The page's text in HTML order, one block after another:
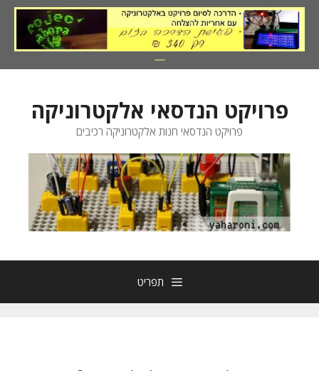
לדלג
לתוכן
פרויקט הנדסאי אלקטרוניקה
פרויקט הנדסאי חנות אלקטרוניקה רכיבים
תפריט